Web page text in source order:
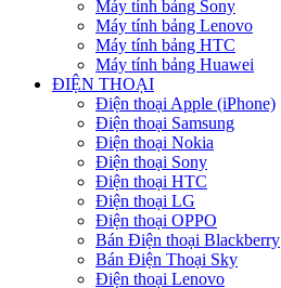
Máy tính bảng Sony
Máy tính bảng Lenovo
Máy tính bảng HTC
Máy tính bảng Huawei
ĐIỆN THOẠI
Điện thoại Apple (iPhone)
Điện thoại Samsung
Điện thoại Nokia
Điện thoại Sony
Điện thoại HTC
Điện thoại LG
Điện thoại OPPO
Bán Điện thoại Blackberry
Bán Điện Thoại Sky
Điện thoại Lenovo